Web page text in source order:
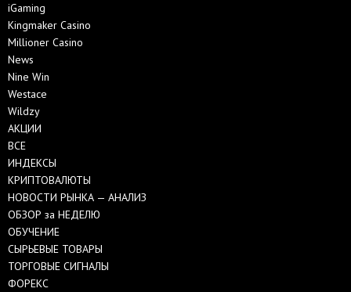
iGaming
Kingmaker Casino
Millioner Casino
News
Nine Win
Westace
Wildzy
АКЦИИ
ВСЕ
ИНДЕКСЫ
КРИПТОВАЛЮТЫ
НОВОСТИ РЫНКА — АНАЛИЗ
ОБЗОР за НЕДЕЛЮ
ОБУЧЕНИЕ
СЫРЬЕВЫЕ ТОВАРЫ
ТОРГОВЫЕ СИГНАЛЫ
ФОРЕКС